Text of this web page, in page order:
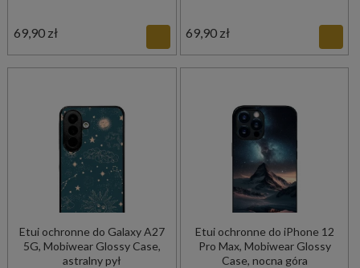
69,90 zł 69,90 zł
Etui ochronne do Galaxy A27
5G, Mobiwear Glossy Case,
astralny pył
Etui ochronne do iPhone 12
Pro Max, Mobiwear Glossy
Case, nocna góra